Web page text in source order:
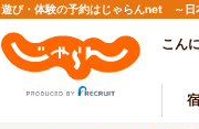
遊び・体験の予約はじゃらんnet ～日
こん